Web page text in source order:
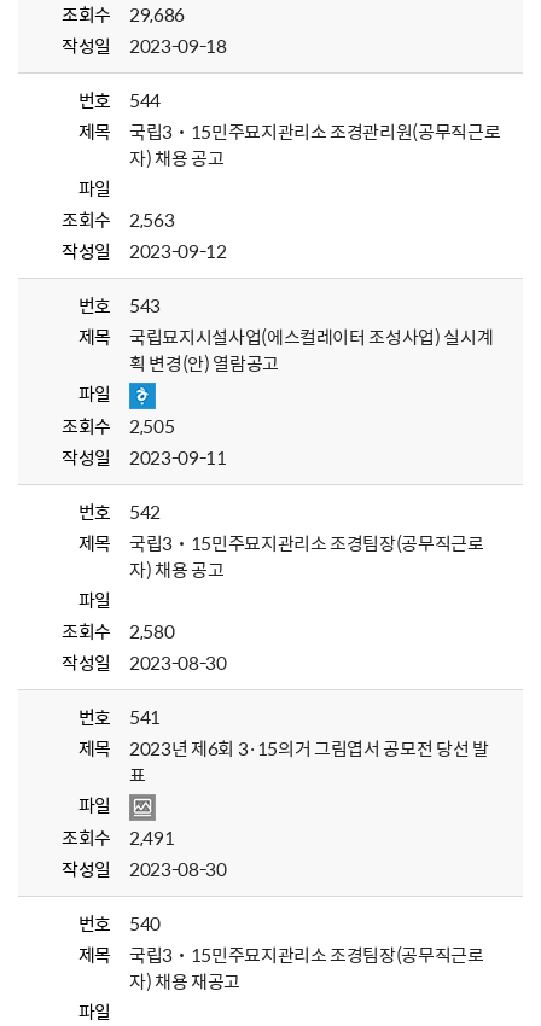
조회수
29,686
작성일
2023-09-18
번호
544
제목
국립3˙15민주묘지관리소 조경관리원(공무직근로
자) 채용 공고
파일
조회수
2,563
작성일
2023-09-12
번호
543
제목
국립묘지시설사업(에스컬레이터 조성사업) 실시계
획 변경(안) 열람공고
파일
조회수
2,505
작성일
2023-09-11
번호
542
제목
국립3˙15민주묘지관리소 조경팀장(공무직근로
자) 채용 공고
파일
조회수
2,580
작성일
2023-08-30
번호
541
제목
2023년 제6회 3·15의거 그림엽서 공모전 당선 발
표
파일
조회수
2,491
작성일
2023-08-30
번호
540
제목
국립3˙15민주묘지관리소 조경팀장(공무직근로
자) 채용 재공고
파일